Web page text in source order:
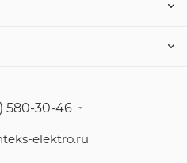
580-30-46
elektro.ru